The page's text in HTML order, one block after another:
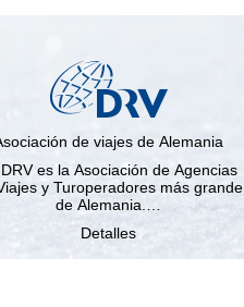
de viajes de Alemania
es la Asociación de Agencias
y Turoperadores más grande
de Alemania.…
Detalles